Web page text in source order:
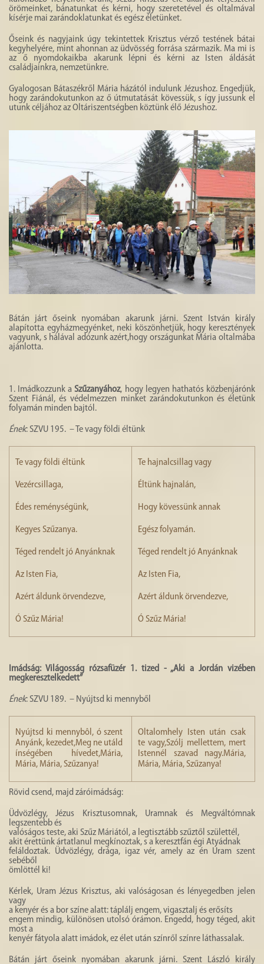
HISTÓRIA
GALÉRIA
4
örömeinket, bánatunkat és kérni, hogy szeretetével és oltalmával
kísérje mai zarándoklatunkat és egész életünket.
Őseink és nagyjaink úgy tekintettek Krisztus vérző testének bátai
kegyhelyére, mint ahonnan az üdvösség forrása származik. Ma mi is
az ő nyomdokaikba akarunk lépni és kérni az Isten áldását
családjainkra, nemzetünkre.
Gyalogosan Bátaszékről Mária házától indulunk Jézushoz. Engedjük,
hogy zarándokutunkon az ő útmutatását kövessük, s így jussunk el
utunk céljához az Oltáriszentségben köztünk élő Jézushoz.
Bátán járt őseink nyomában akarunk járni. Szent István király
alapította egyházmegyénket, neki köszönhetjük, hogy keresztények
vagyunk, s hálával adózunk azért,hogy országunkat Mária oltalmába
ajánlotta.
1. Imádkozzunk aSzűzanyához, hogy legyen hathatós közbenjárónk
Szent Fiánál, és védelmezzen minket zarándokutunkon és életünk
folyamán minden bajtól.
Ének: SZVU 195. – Te vagy földi éltünk
Te vagy földi éltünk
Vezércsillaga,
Édes reménységünk,
Kegyes Szűzanya.
Téged rendelt jó Anyánknak
Az Isten Fia,
Azért áldunk örvendezve,
Ó Szűz Mária!
Te hajnalcsillag vagy
Éltünk hajnalán,
Hogy kövessünk annak
Egész folyamán.
Téged rendelt jó Anyánknak
Az Isten Fia,
Azért áldunk örvendezve,
Ó Szűz Mária!
Imádság: Világosság rózsafüzér 1. tized - „Aki a Jordán vizében
megkeresztelkedett”
Ének: SZVU 189. – Nyújtsd ki mennyből
Nyújtsd ki mennybôl, ó szent
Anyánk, kezedet,Meg ne utáld
ínségében hívedet,Mária,
Mária, Mária, Szűzanya!
Oltalomhely Isten után csak
te vagy,Szólj mellettem, mert
Istennél szavad nagy.Mária,
Mária, Mária, Szűzanya!
Rövid csend, majd záróimádság:
Üdvözlégy, Jézus Krisztusomnak, Uramnak és Megváltómnak
legszentebb és
valóságos teste, aki Szűz Máriától, a legtisztább szűztől születtél,
akit érettünk ártatlanul megkínoztak, s a keresztfán égi Atyádnak
feláldoztak. Üdvözlégy, drága, igaz vér, amely az én Uram szent
sebéből
ömlöttél ki!
Kérlek, Uram Jézus Krisztus, aki valóságosan és lényegedben jelen
vagy
a kenyér és a bor színe alatt: táplálj engem, vigasztalj és erősíts
engem mindig, különösen utolsó órámon. Engedd, hogy téged, akit
most a
kenyér fátyola alatt imádok, ez élet után színről színre láthassalak.
Bátán járt őseink nyomában akarunk járni. Szent László király